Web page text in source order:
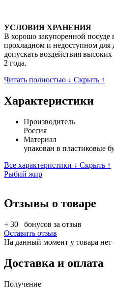
УСЛОВИЯ ХРАНЕНИЯ
В хорошо закупоренной посуде
прохладном и недоступном
допускать воздействия
2 года.
Читать полностью ↓ Скрыть ↑
Характеристики
Производитель
Россия
Материал
упакован в пластиковые
Все характеристики ↓ Скрыть ↑
Рыбий жир
Отзывы о товаре
+ 30
бонусов за отзыв
Оставить отзыв
На данный момент у товара нет
Доставка и оплата
Получение